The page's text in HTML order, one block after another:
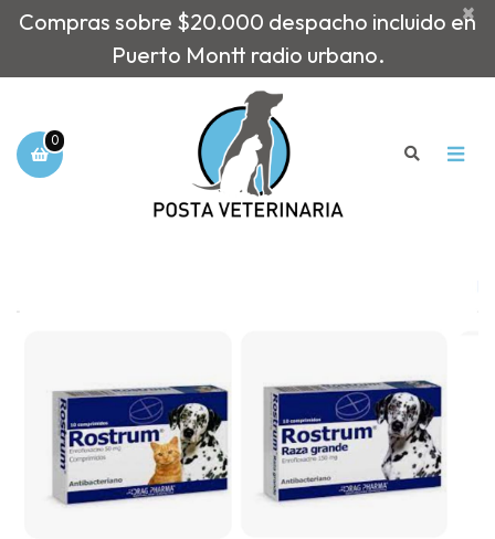
Compras sobre $20.000 despacho incluido en
Puerto Montt radio urbano.
×
0